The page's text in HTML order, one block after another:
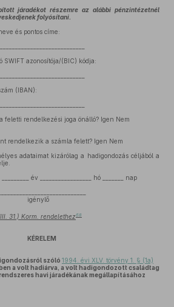
járadékot részemre az alábbi pénzintézetnél
folyósítani.
és pontos címe:
SWIFT azonosítója/(BIC) kódja:
(IBAN):
feletti rendelkezési joga önálló? Igen Nem
rendelkezik a számla felett? Igen Nem
adataimat kizárólag a hadigondozás céljából a
év _________________ hó _______ nap
igénylő
31.) Korm. rendelethez68
KÉRELEM
szóló 1994. évi XLV. törvény 1. § (1a)
a volt hadiárva, a volt hadigondozott családtag
havi járadékának megállapításához